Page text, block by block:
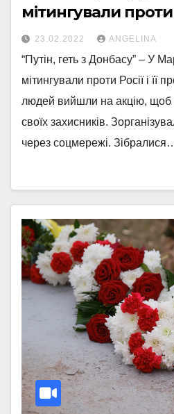
мітингували проти
23.02.2022 ANGELINA
“Путін, геть з Донбасу” – У
мітингували проти Росії і її
людей вийшли на акцію, щоб
своїх захисників.
через соцмережі.